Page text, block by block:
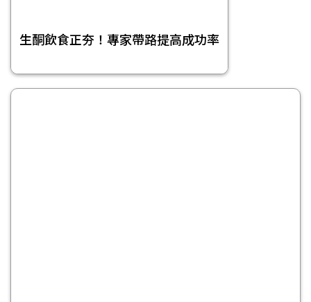
生酮飲食正夯！專家帶路提高成功率